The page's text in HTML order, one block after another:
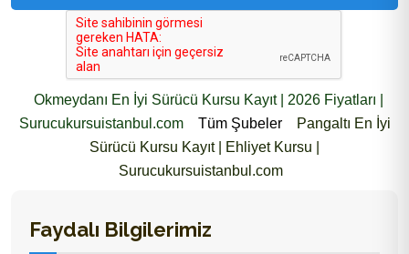
Okmeydanı En İyi Sürücü Kursu Kayıt | 2026 Fiyatları |
Surucukursuistanbul.com
Tüm Şubeler
Pangaltı En İyi
Sürücü Kursu Kayıt | Ehliyet Kursu |
Surucukursuistanbul.com
Faydalı Bilgilerimiz